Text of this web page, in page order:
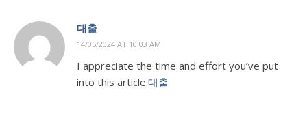
대출
14/05/2024 AT 10:03 AM
I appreciate the time and effort you’ve put
into this article.대출